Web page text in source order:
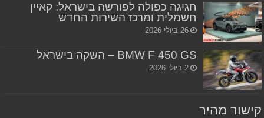
חגיגה כפולה לפורשה בישראל: קאיין
חשמלית ומרכז השירות החדש
26 ביולי 2026
BMW F 450 GS – השקה בישראל
2 ביולי 2026
מהיר